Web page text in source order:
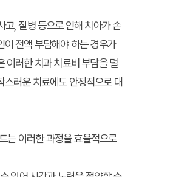
고, 질병 등으로 인해 치아가 손
이 전액 부담해야 하는 경우가
이러한 치과 치료비 부담을 덜
러운 치료에도 안정적으로 대
는 이러한 과정을 효율적으로